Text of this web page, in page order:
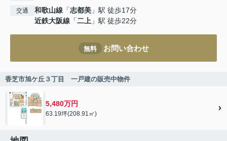
交通 和歌山線 「志都美 」駅 徒歩17分
近鉄大阪線 「二上 」駅 徒歩22分
無料 お問い合わせ
香芝市旭ケ丘３丁目 一戸建の販売中物件
5,480万円
63.19坪(208.91㎡)